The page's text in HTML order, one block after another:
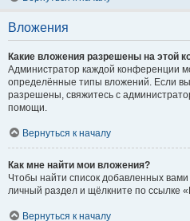
Вложения
Какие вложения разрешены на этой
Администратор каждой конференции
определённые типы вложений. Если
разрешены, свяжитесь с
помощи.
Вернуться к началу
Как мне найти мои вложения?
Чтобы найти список добавленных
личный раздел и щёлкните по ссылке
Вернуться к началу